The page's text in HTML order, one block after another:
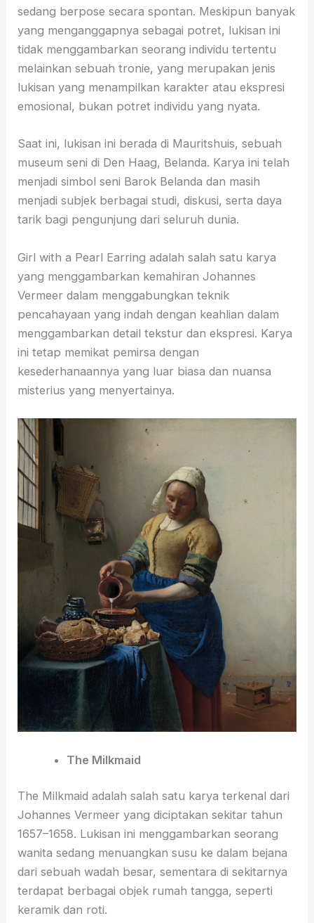
sedang berpose secara spontan. Meskipun banyak
yang menganggapnya sebagai potret, lukisan ini
tidak menggambarkan seorang individu tertentu
melainkan sebuah tronie, yang merupakan jenis
lukisan yang menampilkan karakter atau ekspresi
emosional, bukan potret individu yang nyata.
Saat ini, lukisan ini berada di Mauritshuis, sebuah
museum seni di Den Haag, Belanda. Karya ini telah
menjadi simbol seni Barok Belanda dan masih
menjadi subjek berbagai studi, diskusi, serta daya
tarik bagi pengunjung dari seluruh dunia.
Girl with a Pearl Earring adalah salah satu karya
yang menggambarkan kemahiran Johannes
Vermeer dalam menggabungkan teknik
pencahayaan yang indah dengan keahlian dalam
menggambarkan detail tekstur dan ekspresi. Karya
ini tetap memikat pemirsa dengan
kesederhanaannya yang luar biasa dan nuansa
misterius yang menyertainya.
The Milkmaid
The Milkmaid adalah salah satu karya terkenal dari
Johannes Vermeer yang diciptakan sekitar tahun
1657–1658. Lukisan ini menggambarkan seorang
wanita sedang menuangkan susu ke dalam bejana
dari sebuah wadah besar, sementara di sekitarnya
terdapat berbagai objek rumah tangga, seperti
keramik dan roti.